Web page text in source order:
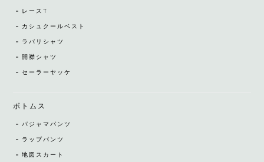
レースT
カシュクールベスト
ラバリシャツ
開襟シャツ
セーラーヤッケ
ボトムス
パジャマパンツ
ラップパンツ
地図スカート